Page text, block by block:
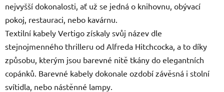
nejvyšší dokonalosti, ať už se jedná o knihovnu, obývací
pokoj, restauraci, nebo kavárnu.
Textilní kabely Vertigo získaly svůj název dle
stejnojmenného thrilleru od Alfreda Hitchcocka, a to díky
způsobu, kterým jsou barevné nitě tkány do elegantních
copánků. Barevné kabely dokonale ozdobí závěsná i stolní
svítidla, nebo nástěnné lampy.